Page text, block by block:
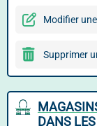
Modifier
Supprimer
DANS